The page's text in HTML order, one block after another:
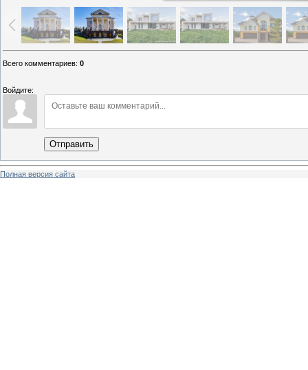
Всего комментариев: 0
Войдите:
Отправить
Полная версия сайта